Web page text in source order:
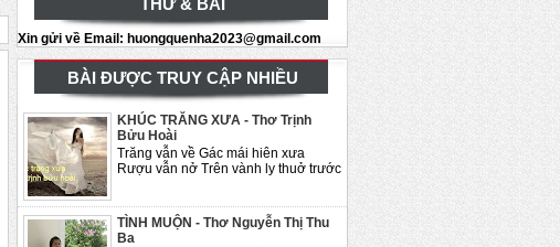
THƯ & BÀI
Xin gửi về Email: huongquenha2023@gmail.com
BÀI ĐƯỢC TRUY CẬP NHIỀU
KHÚC TRĂNG XƯA - Thơ Trịnh
Bửu Hoài
Trăng vẫn về Gác mái hiên xưa
Rượu vẫn nở Trên vành ly thuở trước
TÌNH MUỘN - Thơ Nguyễn Thị Thu
Ba